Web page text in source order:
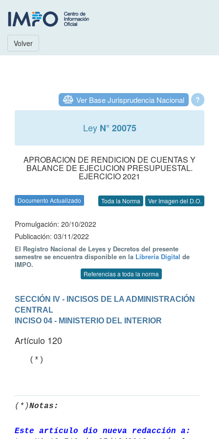
Volver
?
Ver Base Jurisprudencia Nacional
Ley N° 20075
APROBACION DE RENDICION DE CUENTAS Y
BALANCE DE EJECUCION PRESUPUESTAL.
EJERCICIO 2021
Documento Actualizado Toda la Norma Ver Imagen del D.O.
Promulgación: 20/10/2022
Publicación: 03/11/2022
El Registro Nacional de Leyes y Decretos del presente
semestre se encuentra disponible en la Librería Digital de
IMPO.
Referencias a toda la norma
SECCIÓN IV - INCISOS DE LA ADMINISTRACIÓN
CENTRAL
INCISO 04 - MINISTERIO DEL INTERIOR
Artículo 120
(*)Notas:
Este artículo dio nueva redacción a: